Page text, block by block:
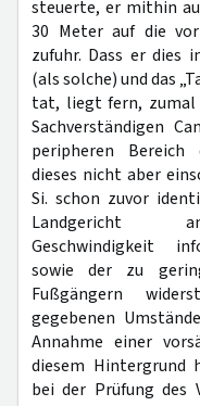
steuerte, er mithin
30 Meter auf die
zufuhr. Dass er dies
(als solche) und das
tat, liegt fern, zumal
Sachverständigen
peripheren Bereich
dieses nicht aber
Si. schon zuvor
Landgericht
Geschwindigkeit
sowie der zu
Fußgängern
gegebenen
Annahme einer
diesem Hintergrund
bei der Prüfung des